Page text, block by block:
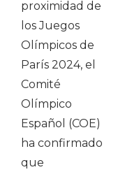
proximidad de
los Juegos
Olímpicos de
París 2024, el
Comité
Olímpico
Español (COE)
ha confirmado
que